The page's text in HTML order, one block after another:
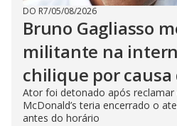
DO R7/05/08/2026
Bruno Gagliasso
militante na
chilique por
Ator foi detonado após reclamar
McDonald’s teria encerrado o
antes do horário